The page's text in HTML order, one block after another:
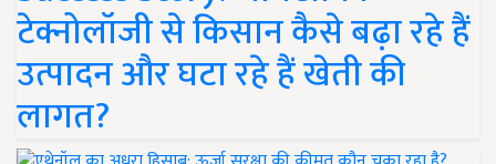
टेक्नोलॉजी से किसान कैसे बढ़ा रहे हैं
उत्पादन और घटा रहे हैं खेती की
लागत?